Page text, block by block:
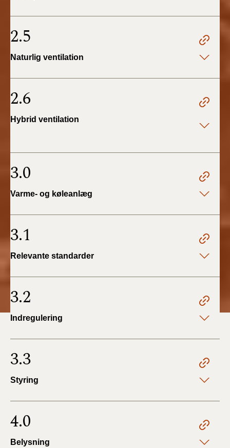
2.5
Naturlig ventilation
2.6
Hybrid ventilation
3.0
Varme- og køleanlæg
3.1
Relevante standarder
3.2
Indregulering
3.3
Styring
4.0
Belysning